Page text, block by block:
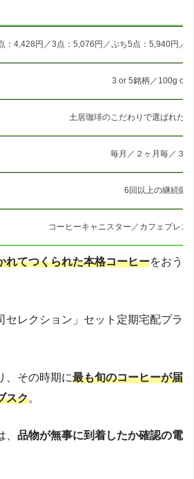
：4,428円／3点：5,076円／ぷち5点：5,940円
3 or 5銘柄／100g or
土居珈琲のこだわりで選ばれた
毎月／２ヶ月毎／３
6回以上の継続購
コーヒーキャニスター／カフェプレ
れてつくられた本格コーヒーをおう
セレクション」セット定期宅配プラ
、その時期に最も旬のコーヒーが届
スク。
品物が無事に到着したか確認の電